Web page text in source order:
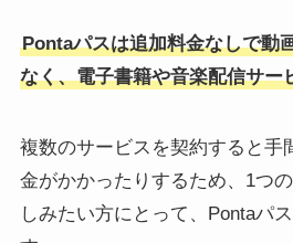
Pontaパスは追加料金なしで動
なく、電子書籍や音楽配信サー
複数のサービスを契約すると手
金がかかったりするため、1つ
しみたい方にとって、Pontaパ